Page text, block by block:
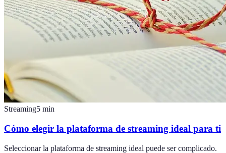
Streaming5 min
Cómo elegir la plataforma de streaming ideal para ti
Seleccionar la plataforma de streaming ideal puede ser complicado.